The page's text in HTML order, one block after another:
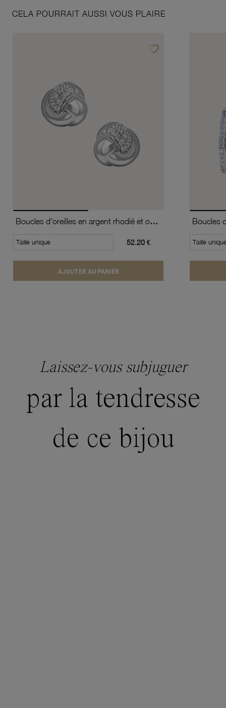
CELA POURRAIT AUSSI VOUS PLAIRE
favorite_borderAjouter à vos favoris
Boucles d'oreilles en argent rhodié et oxydes de zirconium
Taille unique 52.20 €
AJOUTER AU PANIER
Taille
Laissez-vous subjuguer
par la tendresse
de ce bijou